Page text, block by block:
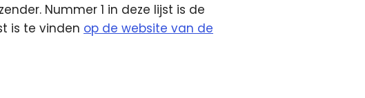
Nummer 1 in deze lijst is de
is te vinden op de website van de